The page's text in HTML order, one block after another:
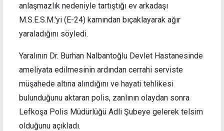
anlaşmazlık nedeniyle tartıştığı ev arkadaşı
M.S.E.S.M.'yi (E-24) karnından bıçaklayarak ağır
yaraladığını söyledi.
Yaralının Dr. Burhan Nalbantoğlu Devlet Hastanesinde
ameliyata edilmesinin ardından cerrahi serviste
müşahede altına alındığını ve hayati tehlikesi
bulunduğunu aktaran polis, zanlının olaydan sonra
Lefkoşa Polis Müdürlüğü Adli Şubeye gelerek telsim
olduğunu açıkladı.